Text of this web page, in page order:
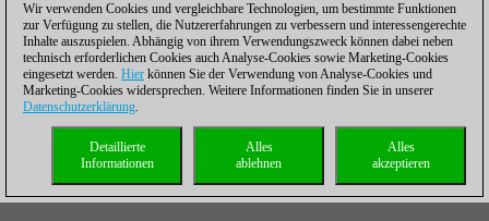
Schwer unter Druck ist weiterhin Magnus Carlsen, der gegen
den 17-jährigen Inder Pranesh über ein Remis nicht hinauskam
und mit seinen 2,5/4 nicht nur fünf Punkte in der Live-Eloliste
Wir verwenden Cookies und vergleichbare Technologien, um bestimmte Funktionen
zur Verfügung zu stellen, die Nutzererfahrungen zu verbessern und interessengerechte
Inhalte auszuspielen. Abhängig von ihrem Verwendungszweck können dabei neben
technisch erforderlichen Cookies auch Analyse-Cookies sowie Marketing-Cookies
eingesetzt werden. Hier können Sie der Verwendung von Analyse-Cookies und
Marketing-Cookies widersprechen. Weitere Informationen finden Sie in unserer
Datenschutzerklärung.
Alles
akzeptieren
Alles
ablehnen
Detaillierte
Informationen